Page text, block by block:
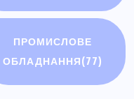
ПРОМИСЛОВЕ
ОБЛАДНАННЯ(77)
колекцію
зараз